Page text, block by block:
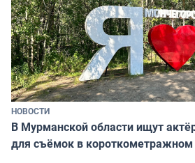
НОВОСТИ
В Мурманской области ищут
для съёмок в